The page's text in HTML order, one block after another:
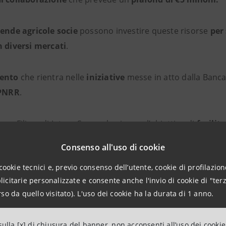
Consenso all'uso di cookie
tecnici e, previo consenso dell’utente, cookie di
personalizzate e consente anche l'invio di cookie di
da quello visitato). L'uso dei cookie ha la durata di 1 anno.
agricole socie possono investire queste risorse
diversi mercati.
che rientra nelle iniziative messe in atto dalla Banca
.
Filiere di Intesa Sanpaolo si pone l’obiettivo di
finanziariepropostefacilitanoinvestimenti in
consumi idrici, valorizzazione dell’agricoltura